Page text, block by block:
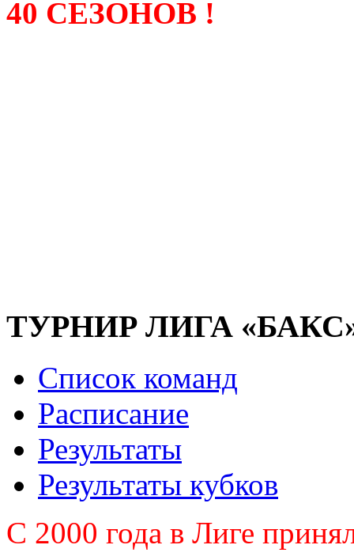
40 СЕЗОНОВ !
ТУРНИР ЛИГА
Список команд
Расписание
Результаты
Результаты кубков
C 2000 года в Лиге